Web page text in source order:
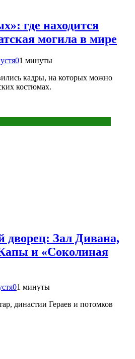
где находится
могила в мире
01 минуты
кадры, на которых можно
костюмах.
дворец: Зал Дивана,
и «Соколиная
01 минуты
династии Гераев и потомков